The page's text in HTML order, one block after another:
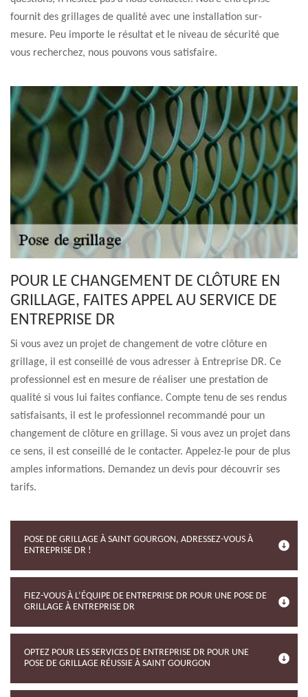
fournit des grillages de qualité avec une installation sur-
mesure. Peu importe le résultat et le niveau de sécurité que
vous recherchez, nous pouvons vous satisfaire.
POUR LE CHANGEMENT DE CLÔTURE EN
GRILLAGE, FAITES APPEL AU SERVICE DE
ENTREPRISE DR
Si vous avez un projet de changement de votre clôture en
grillage, il est conseillé de vous adresser à Entreprise DR. Ce
professionnel est en mesure de réaliser une prestation de
qualité si vous lui faites confiance. Compte tenu de ses rendus
satisfaisants, il est le professionnel recommandé pour un
changement de clôture en grillage. Si vous avez un projet dans
ce sens, il est conseillé de le contacter. Appelez-le pour de plus
amples informations. Demandez un devis pour découvrir ses
tarifs.
POSE DE GRILLAGE À SAINT GOURGON, ADRESSEZ-VOUS À
ENTREPRISE DR !
FIEZ-VOUS À L’ÉQUIPE DE ENTREPRISE DR POUR UNE POSE DE
GRILLAGE À ENTREPRISE DR
OPTEZ POUR LES SERVICES DE ENTREPRISE DR POUR UNE
POSE DE GRILLAGE RÉUSSIE À SAINT GOURGON